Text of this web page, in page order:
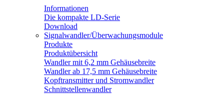
Informationen
Die kompakte LD-Serie
Download
Signalwandler/Überwachungsmodule
Produkte
Produktübersicht
Wandler mit 6,2 mm Gehäusebreite
Wandler ab 17,5 mm Gehäusebreite
Kopftransmitter und Stromwandler
Schnittstellenwandler